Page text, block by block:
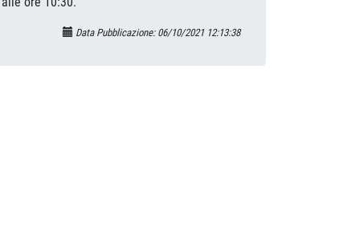
Data Pubblicazione: 06/10/2021 12:13:38